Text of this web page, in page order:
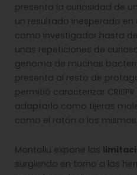
presenta la curiosidad de
un resultado inesperado en
como investigador hasta
unas repeticiones de
genoma de muchas
presenta al resto de
permitió caracterizar
adaptarlo como tijeras
como el ratón o los
Montoliu expone las
surgiendo en torno a las